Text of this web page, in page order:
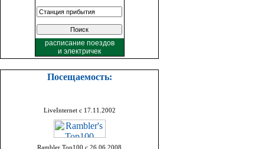
расписание поездов
и электричек
Посещаемость:
LiveInternet с 17.11.2002
Rambler Top100 с 26.06.2008